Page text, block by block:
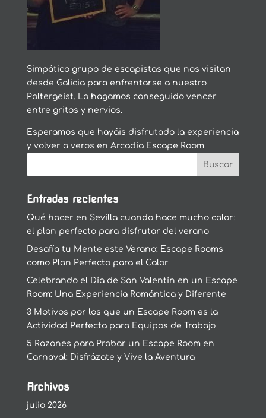
Simpático grupo de escapistas que nos visitan
desde Galicia para enfrentarse a nuestro
Poltergeist. Lo hagamos conseguido vencer
entre gritos y nervios.
Esperamos que hayáis disfrutado la experiencia
y volver a veros en Arcadia Escape Room
Entradas recientes
Qué hacer en Sevilla cuando hace mucho calor:
el plan perfecto para disfrutar del verano
Desafía tu Mente este Verano: Escape Rooms
como Plan Perfecto para el Calor
Celebrando el Día de San Valentín en un Escape
Room: Una Experiencia Romántica y Diferente
3 Motivos por los que un Escape Room es la
Actividad Perfecta para Equipos de Trabajo
5 Razones para Probar un Escape Room en
Carnaval: Disfrázate y Vive la Aventura
Archivos
julio 2026